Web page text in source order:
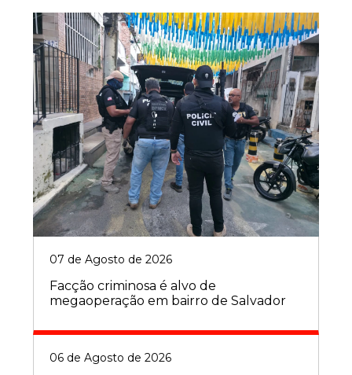
07 de Agosto de 2026
Facção criminosa é alvo de
megaoperação em bairro de Salvador
06 de Agosto de 2026